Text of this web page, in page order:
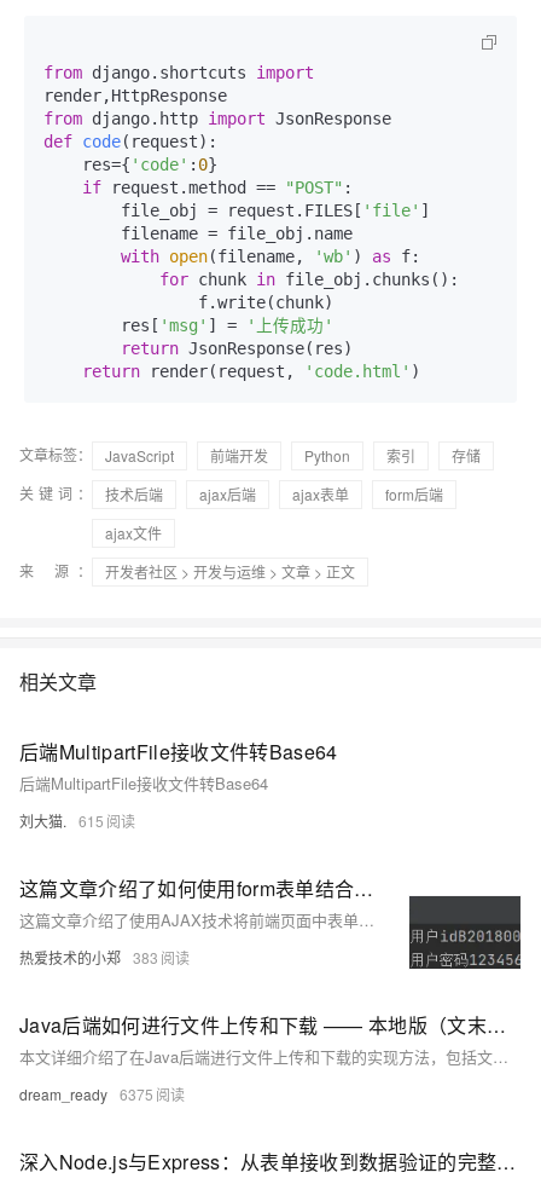
from django.shortcuts import
from django.http import
def code( request):
    res={
'code' : 0}
if request.method == "POST" :
        file_obj = request.FILES[
'file' ]
with open(filename, 'wb' ) as f:
for chunk in file_obj.chunks():
        res[
'msg' ] =
'上传成功'
return JsonResponse(res)
return render(request, 'code.html'
文章标签： JavaScript 前端开发 Python 索引
存储
关键词：
技术后端 ajax后端 ajax表单
form后端
ajax文件
来 源：
开发者社区 > 开发与运维 > 文章 > 正文
相关文章
后端MultipartFile接收文件转Base64
后端MultipartFile接收文件转Base64
刘大猫. 615
这篇文章介绍了如何使用form表单结合Bootstrap格式将前端数据通过action属性提交到后端的servlet，包括前端表单的创建、数据的一级和二级验证，以及后端servlet的注解和参数获取。
这篇文章介绍了使用AJAX技术将前端页面中表单接收的多个参数快速便捷地传输到后端servlet的方法，并通过示例代码展示了前端JavaScript中的AJAX调用和后端servlet的接收处理。
热爱技术的小郑 383
Java后端如何进行文件上传和下载 —— 本地版（文末配绝对能用的源码，超详细，超好用，一看就懂，博主在线解答） 文件如何预览和下载？（超简单教程）
本文详细介绍了在Java后端进行文件上传和下载的实现方法，包括文件上传保存到本地的完整流程、文件下载的代码实现，以及如何处理文件预览、下载大小限制和运行失败的问题，并提供了完整的代码示例。
dream_ready 6375
深入Node.js与Express：从表单接收到数据验证的完整指南——实战技巧揭秘后端开发中的表单处理流程